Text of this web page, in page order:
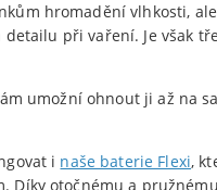
hromadění vlhkosti,
při vaření. Je však
umožní ohnout ji až na
i naše baterie Flexi,
otočnému a